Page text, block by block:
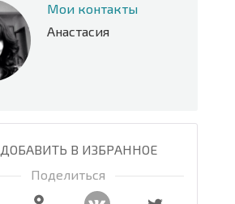
Мои контакты
Анастасия
ДОБАВИТЬ В ИЗБРАННОЕ
Поделиться